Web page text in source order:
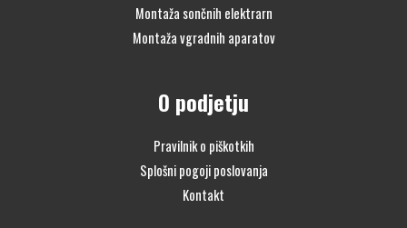
Montaža sončnih elektrarn
Montaža vgradnih aparatov
O podjetju
Pravilnik o piškotkih
Splošni pogoji poslovanja
Kontakt